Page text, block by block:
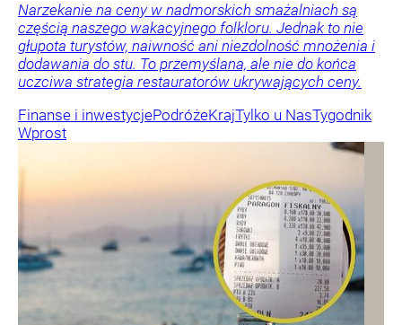
Narzekanie na ceny w nadmorskich smażalniach są
częścią naszego wakacyjnego folkloru. Jednak to nie
głupota turystów, naiwność ani niezdolność mnożenia i
dodawania do stu. To przemyślana, ale nie do końca
uczciwa strategia restauratorów ukrywających ceny.
Finanse i inwestycjePodróżeKrajTylko u NasTygodnik
Wprost